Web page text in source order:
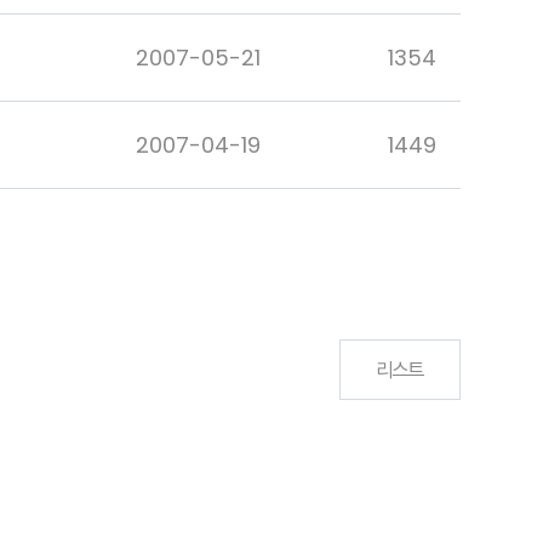
2007-05-21 1354
2007-04-19 1449
리스트